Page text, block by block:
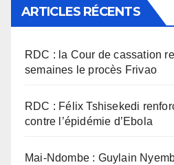
ARTICLES RÉCENTS
RDC : la Cour de cassation
semaines le procès Frivao
RDC : Félix Tshisekedi
contre l’épidémie d’Ebola
Mai-Ndombe : Guylain